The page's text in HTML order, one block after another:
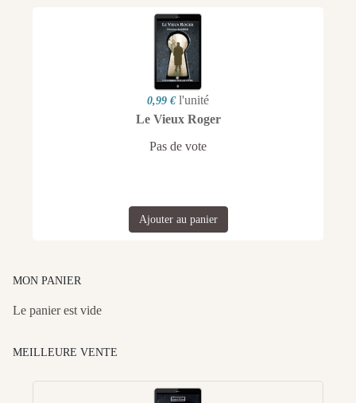
0,99 € l'unité
Le Vieux Roger
Pas de vote
Ajouter au panier
MON PANIER
Le panier est vide
MEILLEURE VENTE